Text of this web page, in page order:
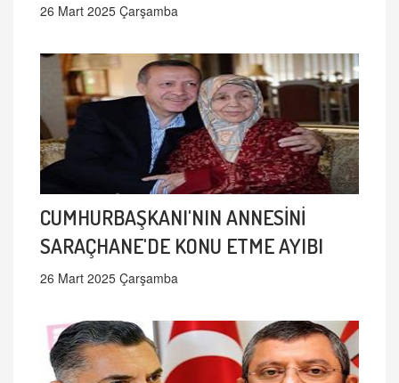
26 Mart 2025 Çarşamba
CUMHURBAŞKANI'NIN ANNESİNİ
SARAÇHANE'DE KONU ETME AYIBI
26 Mart 2025 Çarşamba